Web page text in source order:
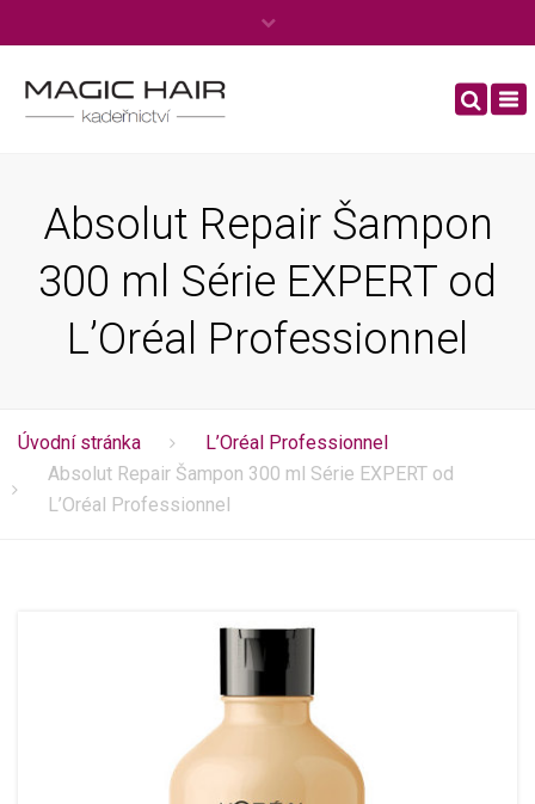
Po – Ne: 8:00 – 20:00
×
Absolut Repair Šampon
300 ml Série EXPERT od
L’Oréal Professionnel
Úvodní stránka
L’Oréal Professionnel
Absolut Repair Šampon 300 ml Série EXPERT od
L’Oréal Professionnel